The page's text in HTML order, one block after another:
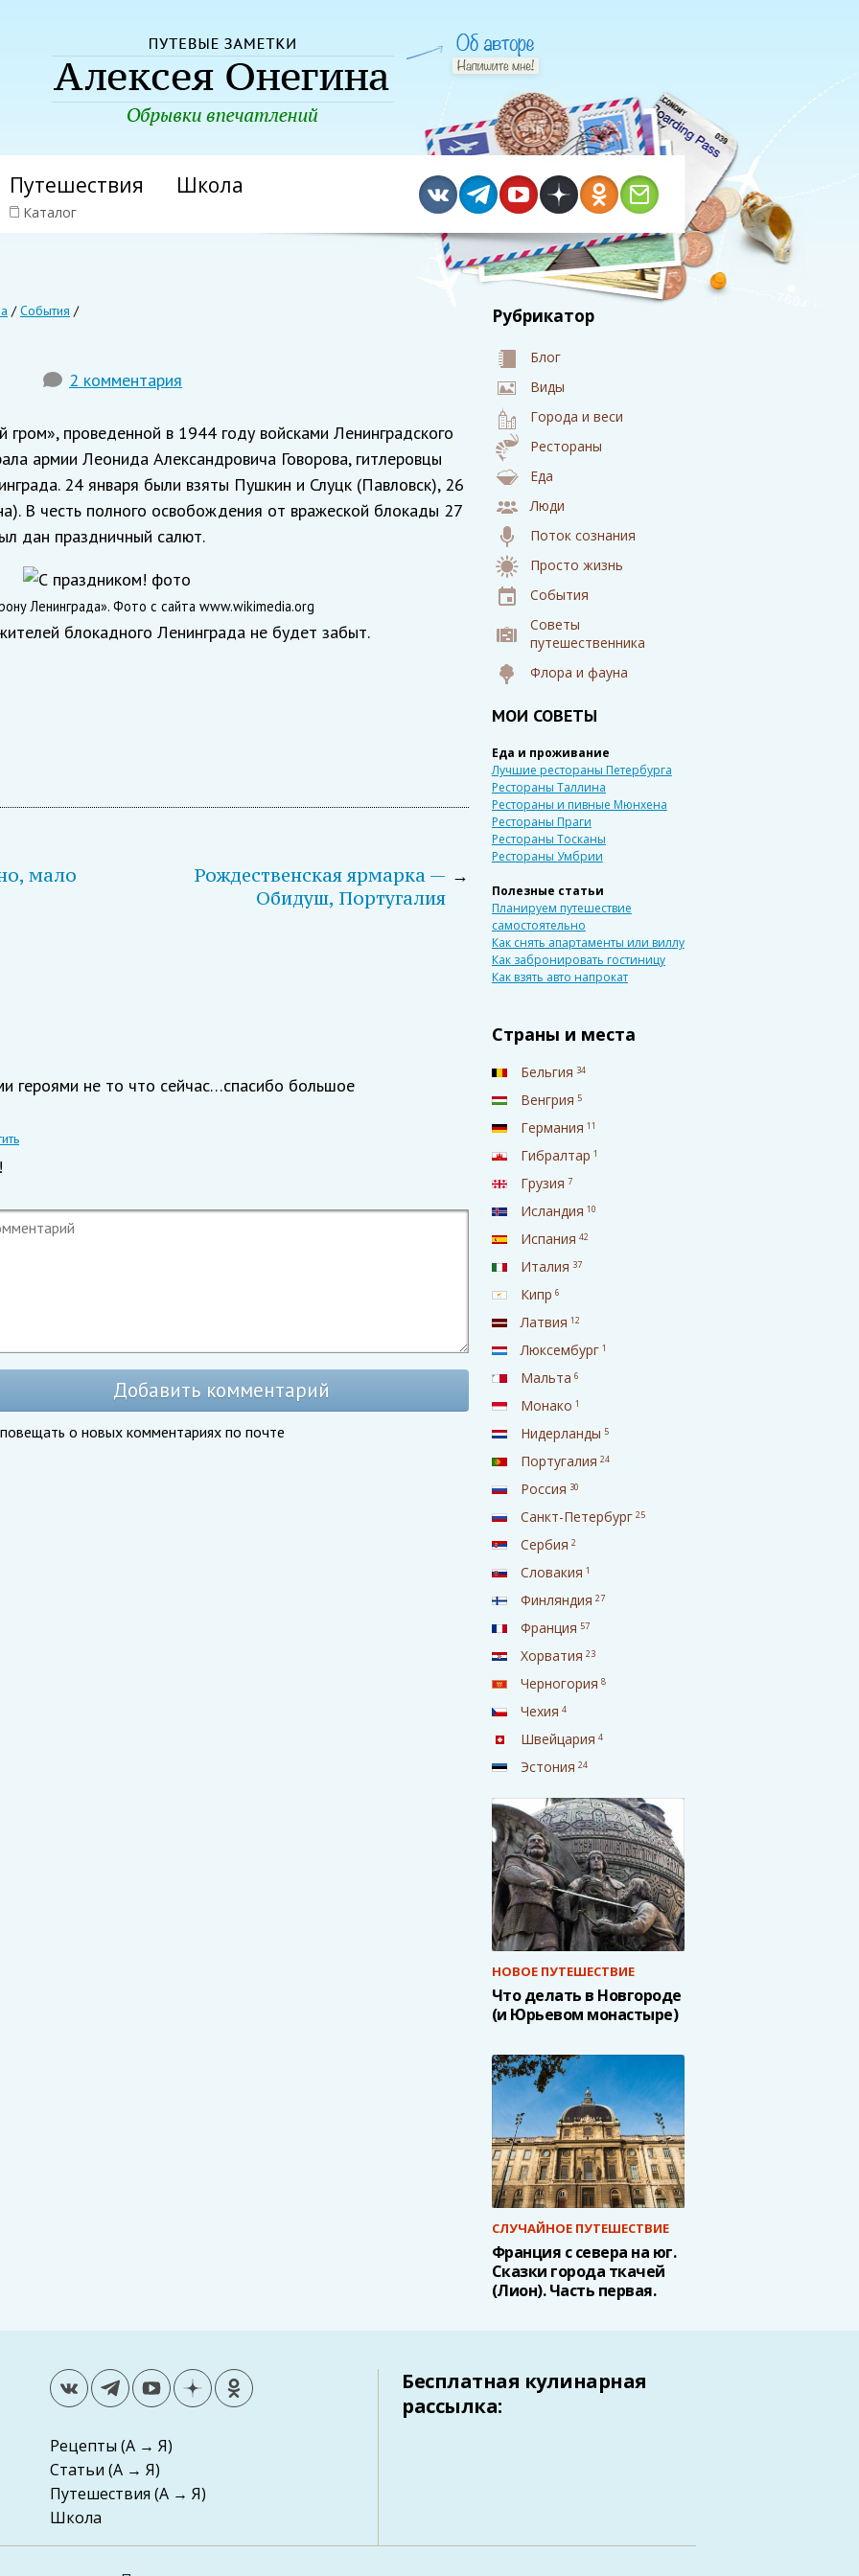
Путешествия
Каталог
Школа
/События /
2 комментария
гром», проведенной в 1944 году войсками Ленинградского
армии Леонида Александровича Говорова, гитлеровцы
24 января были взяты Пушкин и Слуцк (Павловск), 26
В честь полного освобождения от вражеской блокады 27
дан праздничный салют.
Ленинграда». Фото с сайта www.wikimedia.org
блокадного Ленинграда не будет забыт.
мало →
Рождественская ярмарка —
Обидуш, Португалия
героями не то что сейчас…спасибо большое
Добавить комментарий
о новых комментариях по почте
Рубрикатор
Блог
Виды
Города и веси
Рестораны
Еда
Люди
Поток сознания
Просто жизнь
События
Советы
путешественника
Флора и фауна
МОИ СОВЕТЫ
Еда и проживание
Лучшие рестораны Петербурга
Рестораны Таллина
Рестораны и пивные Мюнхена
Рестораны Праги
Рестораны Тосканы
Рестораны Умбрии
Полезные статьи
Планируем путешествие
самостоятельно
Как снять апартаменты или виллу
Как забронировать гостиницу
Как взять авто напрокат
Страны и места
Бельгия 34
Венгрия 5
Германия 11
Гибралтар 1
Грузия 7
Исландия 10
Испания 42
Италия 37
Кипр 6
Латвия 12
Люксембург 1
Мальта 6
Монако 1
Нидерланды 5
Португалия 24
Россия 30
Санкт-Петербург 25
Сербия 2
Словакия 1
Финляндия 27
Франция 57
Хорватия 23
Черногория 8
Чехия 4
Швейцария 4
Эстония 24
НОВОЕ ПУТЕШЕСТВИЕ
Что делать в Новгороде
(и Юрьевом монастыре)
СЛУЧАЙНОЕ ПУТЕШЕСТВИЕ
Франция с севера на юг.
Сказки города ткачей
(Лион). Часть первая.
Рецепты (А → Я)
Статьи (А → Я)
Путешествия (А → Я)
Школа
Бесплатная кулинарная
рассылка: